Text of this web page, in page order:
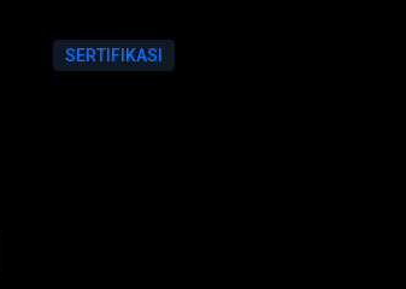
SERTIFIKASI